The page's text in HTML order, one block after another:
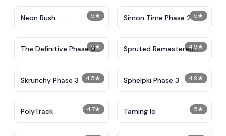
5★
Neon Rush 5★
Simon Time Phase 2
5★
The Definitive Phase 9:
Demolition
4.9★
Spruted Remastered
Alternative Phase 2
4.5★
Skrunchy Phase 3 4.9★
Sphelpki Phase 3
4.7★
PolyTrack 5★
Taming Io